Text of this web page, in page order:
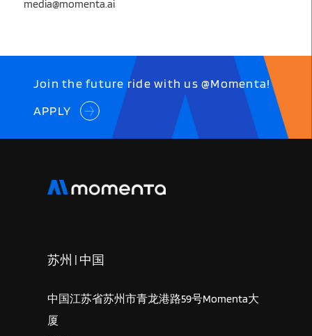
media@momenta.ai
Join the future ride with us @Momenta!
APPLY
苏州 | 中国
中国江苏省苏州市青龙港路59号Momenta大
厦